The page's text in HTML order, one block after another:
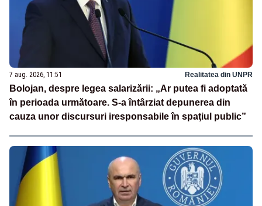
7 aug. 2026, 11:51 Realitatea din UNPR
Bolojan, despre legea salarizării: „Ar putea fi adoptată
în perioada următoare. S-a întârziat depunerea din
cauza unor discursuri iresponsabile în spaţiul public”